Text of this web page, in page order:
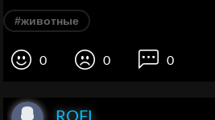
#животные
0 0 0
ROFL